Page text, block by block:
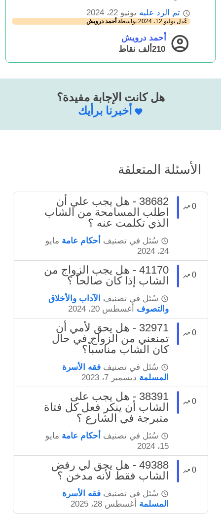
تم الرد عليه يونيو 22، 2024
عُدل يوليو 12، 2024 بواسطة أحمد درويش
أحمد درويش
210ألف
نقاط
هل كانت الإجابة مفيدة؟
أخبرنا برأيك
الأسئلة المتعلقة
0
38682 - هل يجب علي أن
اطلب المسامحة من الشاب
الذي تكلمت عنه ؟
سُئل في تصنيف أحكام عامة مايو
24، 2024
0
41170 - هل يجب الزواج من
الشاب إذا كان صالحاً ؟
سُئل في تصنيف
الآداب والأخلاق
والتصوف أغسطس 20، 2024
0
32971 - هل يحق لأمي أن
تمنعني من الزواج في حال
كان الشاب مناسباً؟
سُئل في تصنيففقه الأسرة
المسلمة ديسمبر 7، 2023
0
38391 - هل يجب على
الشاب أن ينكر فعل كل فتاة
متبرجة في الشارع ؟
سُئل في تصنيف أحكام عامة مايو
15، 2024
0
49388 - هل يحق لي رفض
الشاب فقط لأنه مدخن ؟
سُئل في تصنيففقه الأسرة
المسلمة أغسطس 28، 2025